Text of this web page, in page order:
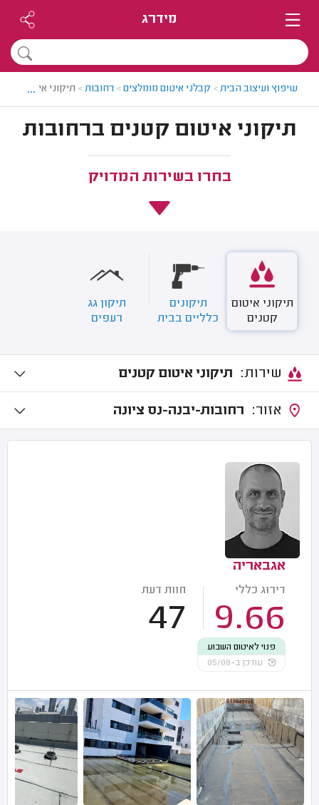
מידרג
שיפוץ ועיצוב הבית> קבלני איטום מומלצים> רחובות> תיקוני איטום
...
תיקוני איטום קטנים ברחובות
בחרו בשירות המדויק
תיקוני איטום
קטנים
תיקונים
כלליים בבית
תיקון גג
רעפים
תיקוני איטום קטנים
רחובות-יבנה-נס ציונה
אגבאריה
דירוג כללי
9.66
חוות דעת
47
פנוי לאיטום השבוע
עודכן ב-05/08